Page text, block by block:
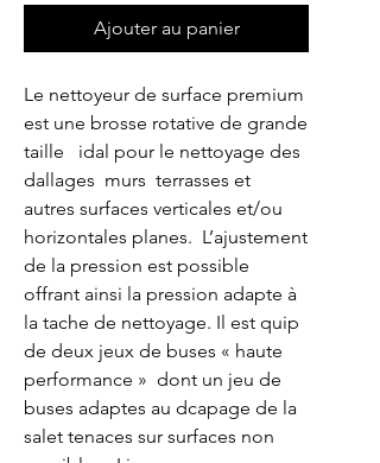
Ajouter au panier
Le nettoyeur de surface premium
est une brosse rotative de grande
taille   idal pour le nettoyage des
dallages  murs  terrasses et
autres surfaces verticales et/ou
horizontales planes.  L’ajustement
de la pression est possible
offrant ainsi la pression adapte à
la tache de nettoyage. Il est quip
de deux jeux de buses « haute
performance »  dont un jeu de
buses adaptes au dcapage de la
salet tenaces sur surfaces non